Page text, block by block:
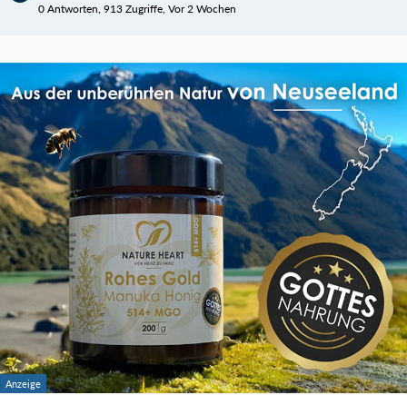
0 Antworten, 913 Zugriffe, Vor 2 Wochen